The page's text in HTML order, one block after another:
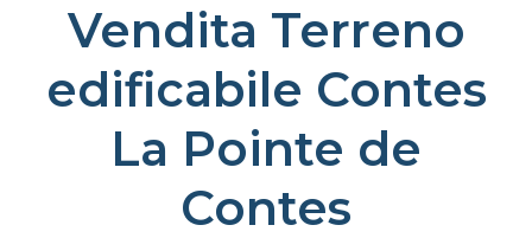
Vendita Terreno
edificabile Contes
La Pointe de
Contes